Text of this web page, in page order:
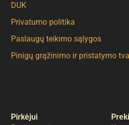
Pirkėjui
DUK
Privatumo politika
Paslaugų teikimo sąlygos
Pinigų grąžinimo ir pristatymo